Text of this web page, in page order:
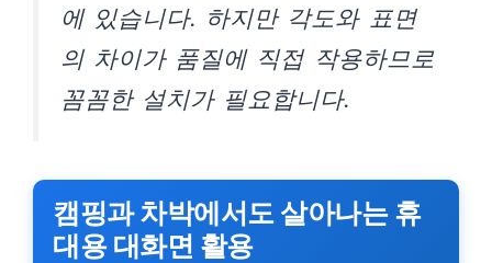
에 있습니다. 하지만 각도와 표면
의 차이가 품질에 직접 작용하므로
꼼꼼한 설치가 필요합니다.
캠핑과 차박에서도 살아나는 휴
대용 대화면 활용